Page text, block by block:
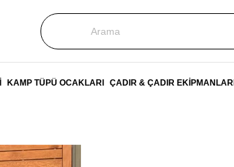
KAMP TÜPÜ OCAKLARI ÇADIR & ÇADIR EKİPMANLARI